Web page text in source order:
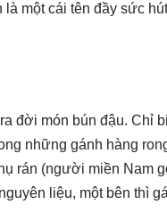
một cái tên đầy sức
đời món bún đậu. Chỉ
những gánh hàng
rán (người miền Nam
liệu, một bên thì